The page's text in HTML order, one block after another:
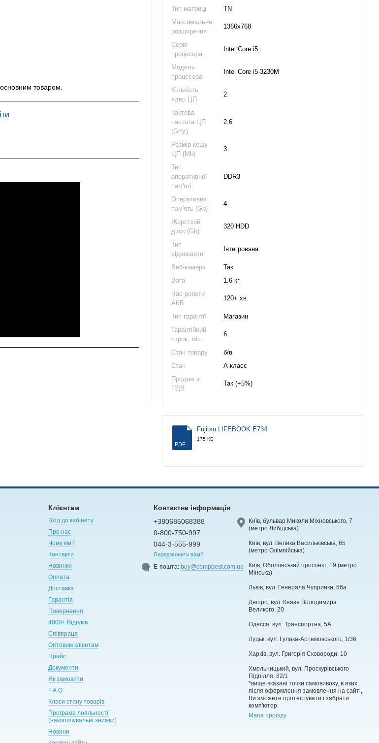
товаром.
Тип матриці
TN
Максимальне
розширення
1366x768
Серія
процесора
Intel Core i5
Модель
процесора
Intel Core i5-3230M
Кількість
ядер ЦП
2
Тактова
частота ЦП
(GHz)
2.6
Розмір кешу
ЦП (Mb)
3
Тип
оперативної
пам'яті
DDR3
Оперативна
пам'ять (Gb)
4
Жорсткий
диск (Gb)
320 HDD
Тип
відеокарти
Інтегрована
Веб-камера
Так
Вага
1.6 кг
Час роботи
АКБ
120+ хв.
Тип гарантії
Магазин
Гарантійний
строк, міс.
6
Стан товару
б/в
Стан
А-класс
Продаж з
ПДВ
Так (+5%)
PDF
Fujitsu LIFEBOOK E734
175 КБ
Клієнтам
Вхід до кабінету
Про нас
Чому ми?
Контакти
Новинки
Оплата
Доставка
Гарантія
Повернення
4000+ Відгуків
Співпраця
Оптовим клієнтам
Прайс
Документи
Як замовити
F.A.Q.
Класи стану товарів
Програма лояльності
(накопичувальні знижки)
Новини
Контактна інформація
+380685068388
0-800-750-997
044-3-555-999
Передзвонити вам?
Е-пошта:buy@compbest.com.ua
Київ, бульвар Миколи Міхновського, 7
(метро Либідська)
Київ, вул. Велика Васильківська, 65
(метро Олімпійська)
Київ, Оболонський проспект, 19 (метро
Мінська)
Львів, вул. Генерала Чупринки, 56а
Дніпро, вул. Князя Володимира
Великого, 20
Одесса, вул. Транспортна, 5А
Луцьк, вул. Гулака-Артемовського, 1/36
Харків, вул. Григорія Сковороди, 10
Хмельницький, вул. Проскурівського
Підпілля, 82/1
*вище вказані точки самовивозу, в яких,
після оформлення замовлення на сайті,
Ви зможете протестувати і забрати
комп'ютер.
Мапа проїзду